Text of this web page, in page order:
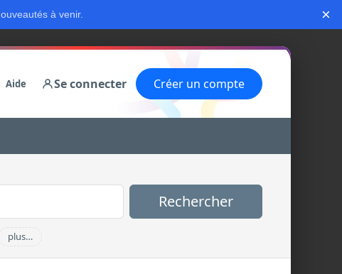
à venir. ×
Aide Se connecter Créer un compte
Rechercher
plus…